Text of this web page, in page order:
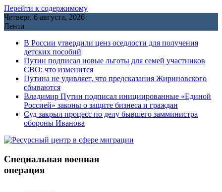
Перейти к содержимому
Четверг, 6 августа, 2026
Лента
В России утвердили ценз оседлости для получения
детских пособий
Путин подписал новые льготы для семей участников
СВО: что изменится
Путина не удивляет, что предсказания Жириновского
сбываются
Владимир Путин подписал инициированные «Единой
Россией» законы о защите бизнеса и граждан
Cуд закрыл процесс по делу бывшего замминистра
обороны Иванова
Специальная военная
операция